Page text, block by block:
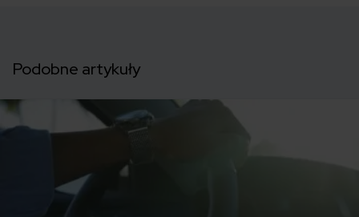
Podobne artykuły